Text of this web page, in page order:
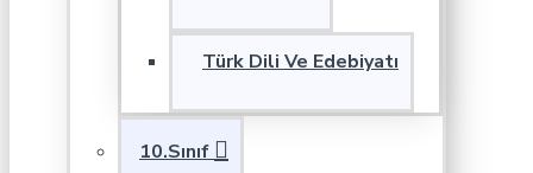
Türk Dili Ve Edebiyatı
10.Sınıf